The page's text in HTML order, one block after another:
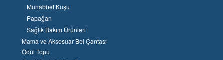
Muhabbet Kuşu
Papağan
Sağlık Bakım Ürünleri
Mama ve Aksesuar Bel Çantası
Ödül Topu